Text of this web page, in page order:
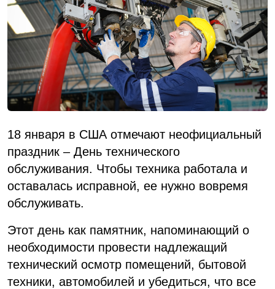
18 января в США отмечают неофициальный
праздник – День технического
обслуживания. Чтобы техника работала и
оставалась исправной, ее нужно вовремя
обслуживать.
Этот день как памятник, напоминающий о
необходимости провести надлежащий
технический осмотр помещений, бытовой
техники, автомобилей и убедиться, что все